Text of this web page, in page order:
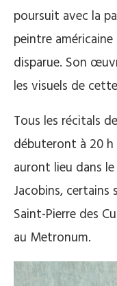
poursuit avec la
peintre
disparue. Son
les visuels de
Tous les récitals
débuteront à 20 h
auront lieu dans
Jacobins, certains
Saint-Pierre des
au Metronum.